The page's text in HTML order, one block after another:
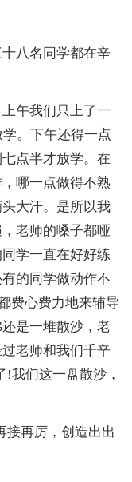
八名同学都在辛
午我们只上了一
。下午还得一点
点半才放学。在
哪一点做得不熟
大汗。是所以我
老师的嗓子都哑
学一直在好好练
的同学做动作不
费心费力地来辅导
是一堆散沙，老
老师和我们千辛
我们这一盘散沙，
再厉，创造出出